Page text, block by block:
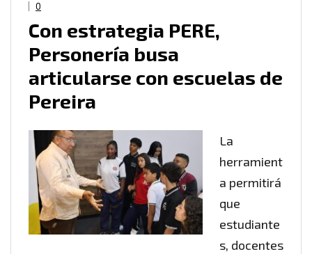
0
Con estrategia PERE,
Personería busa
articularse con escuelas de
Pereira
La
herramient
a permitirá
que
estudiante
s, docentes